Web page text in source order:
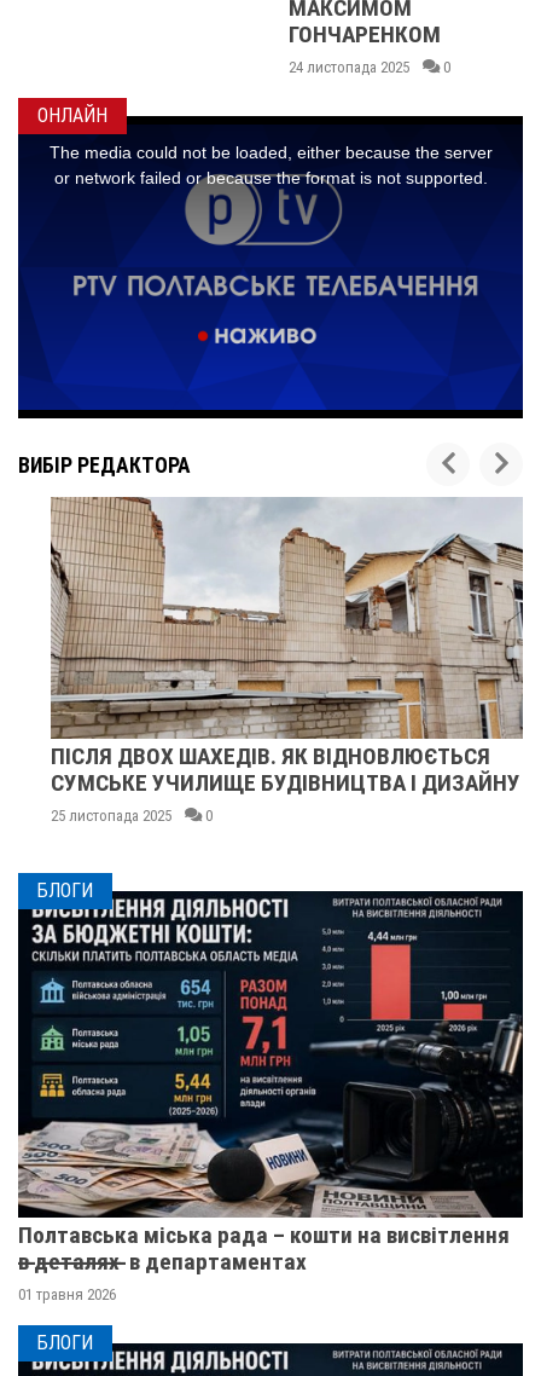
ОНЛАЙН
ВИБІР РЕДАКТОРА
ПІСЛЯ ДВОХ ШАХЕДІВ. ЯК ВІДНОВЛЮЄТЬСЯ
СУМСЬКЕ УЧИЛИЩЕ БУДІВНИЦТВА І ДИЗАЙНУ
25 листопада 2025 0
БЛОГИ
Полтавська міська рада – кошти на висвітлення
в̶ ̶д̶е̶т̶а̶л̶я̶х̶ ̶ в департаментах
01 травня 2026
БЛОГИ